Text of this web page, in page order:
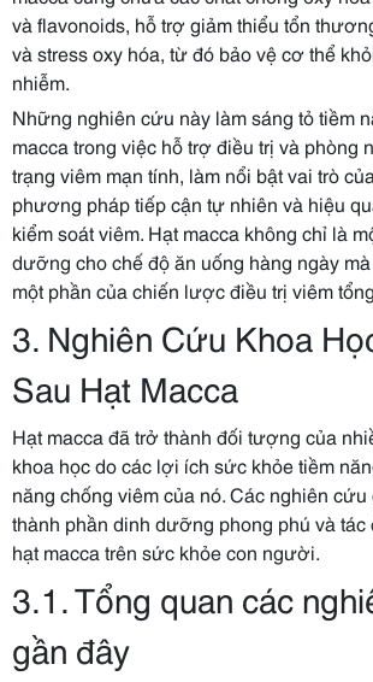
và flavonoids, hỗ trợ giảm thiểu tổn
và stress oxy hóa, từ đó bảo vệ cơ thể
nhiễm.
Những nghiên cứu này làm sáng tỏ tiềm
macca trong việc hỗ trợ điều trị và phòng
trạng viêm mạn tính, làm nổi bật vai trò
phương pháp tiếp cận tự nhiên và hiệu
kiểm soát viêm. Hạt macca không chỉ là
dưỡng cho chế độ ăn uống hàng ngày
một phần của chiến lược điều trị viêm
3. Nghiên Cứu Khoa
Sau Hạt Macca
Hạt macca đã trở thành đối tượng của
khoa học do các lợi ích sức khỏe tiềm
năng chống viêm của nó. Các nghiên cứu
thành phần dinh dưỡng phong phú và tác
hạt macca trên sức khỏe con người.
3.1. Tổng quan các
gần đây